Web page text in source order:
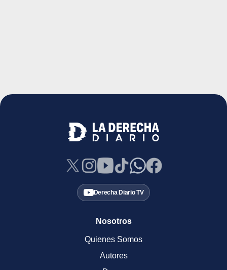
Derecha Diario TV
Nosotros
Quienes Somos
Autores